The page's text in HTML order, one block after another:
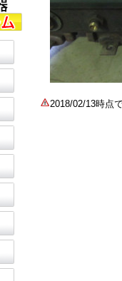
2018/02/13時点